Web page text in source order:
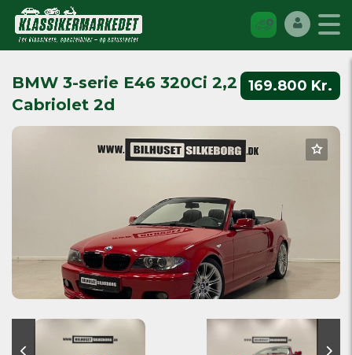
169.800 Kr.
BMW 3-serie E46 320Ci 2,2
Cabriolet 2d